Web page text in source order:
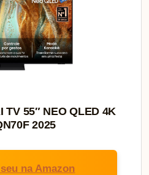
55″ NEO QLED 4K
2025
na Amazon